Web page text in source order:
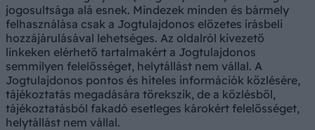
jogosultsága alá esnek. Mindezek minden és bármely
felhasználása csak a Jogtulajdonos előzetes írásbeli
hozzájárulásával lehetséges. Az oldalról kivezető
linkeken elérhető tartalmakért a Jogtulajdonos
semmilyen felelősséget, helytállást nem vállal. A
Jogtulajdonos pontos és hiteles információk közlésére,
tájékoztatás megadására törekszik, de a közlésből,
tájékoztatásból fakadó esetleges károkért felelősséget,
helytállást nem vállal.